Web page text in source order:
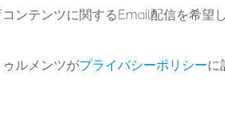
ンテンツに関するEmail配信を希望
ルメンツがプライバシーポリシーに